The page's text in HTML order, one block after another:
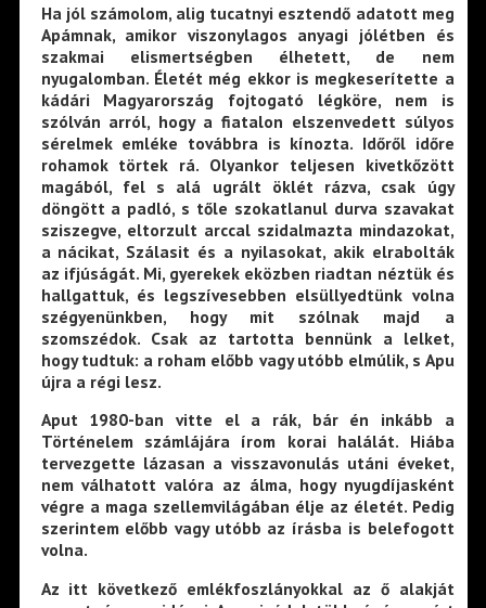
Ha jól számolom, alig tucatnyi esztendő adatott meg
Apámnak, amikor viszonylagos anyagi jólétben és
szakmai elismertségben élhetett, de nem
nyugalomban. Életét még ekkor is megkeserítette a
kádári Magyarország fojtogató légköre, nem is
szólván arról, hogy a fiatalon elszenvedett súlyos
sérelmek emléke továbbra is kínozta. Időről időre
rohamok törtek rá. Olyankor teljesen kivetkőzött
magából, fel s alá ugrált öklét rázva, csak úgy
döngött a padló, s tőle szokatlanul durva szavakat
sziszegve, eltorzult arccal szidalmazta mindazokat,
a nácikat, Szálasit és a nyilasokat, akik elrabolták
az ifjúságát. Mi, gyerekek eközben riadtan néztük és
hallgattuk, és legszívesebben elsüllyedtünk volna
szégyenünkben, hogy mit szólnak majd a
szomszédok. Csak az tartotta bennünk a lelket,
hogy tudtuk: a roham előbb vagy utóbb elmúlik, s Apu
újra a régi lesz.
Aput 1980-ban vitte el a rák, bár én inkább a
Történelem számlájára írom korai halálát. Hiába
tervezgette lázasan a visszavonulás utáni éveket,
nem válhatott valóra az álma, hogy nyugdíjasként
végre a maga szellemvilágában élje az életét. Pedig
szerintem előbb vagy utóbb az írásba is belefogott
volna.
Az itt következő emlékfoszlányokkal az ő alakját